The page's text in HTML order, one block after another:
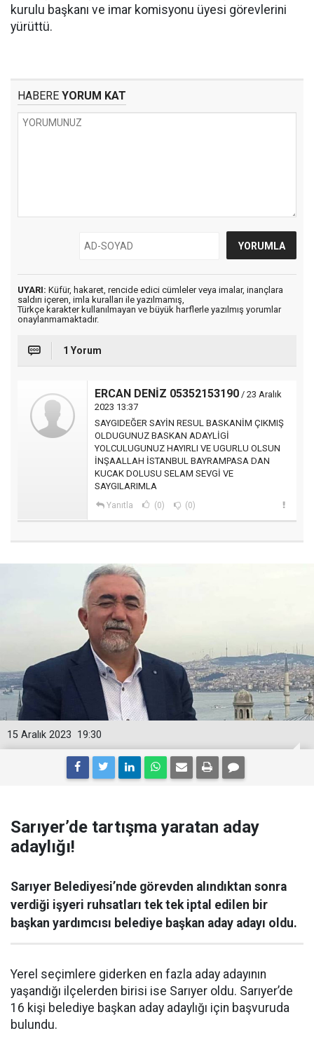
kurulu başkanı ve imar komisyonu üyesi görevlerini
yürüttü.
HABERE YORUM KAT
UYARI: Küfür, hakaret, rencide edici cümleler veya imalar, inançlara
saldırı içeren, imla kuralları ile yazılmamış,
Türkçe karakter kullanılmayan ve büyük harflerle yazılmış yorumlar
onaylanmamaktadır.
1 Yorum
ERCAN DENİZ 05352153190 / 23 Aralık
2023 13:37
SAYGIDEĞER SAYİN RESUL BASKANİM ÇIKMIŞ
OLDUGUNUZ BASKAN ADAYLİGİ
YOLCULUGUNUZ HAYIRLI VE UGURLU OLSUN
İNŞAALLAH İSTANBUL BAYRAMPASA DAN
KUCAK DOLUSU SELAM SEVGİ VE
SAYGILARIMLA
Yanıtla (0) (0)
19:30
15 Aralık 2023
Sarıyer’de tartışma yaratan aday
adaylığı!
Sarıyer Belediyesi’nde görevden alındıktan sonra
verdiği işyeri ruhsatları tek tek iptal edilen bir
başkan yardımcısı belediye başkan aday adayı oldu.
Yerel seçimlere giderken en fazla aday adayının
yaşandığı ilçelerden birisi ise Sarıyer oldu. Sarıyer’de
16 kişi belediye başkan aday adaylığı için başvuruda
bulundu.